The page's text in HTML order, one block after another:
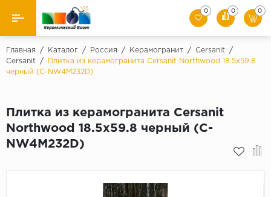
Назад
Производители
Керамогранит
Искусственный камень
0 0 0
Главная / Каталог / Россия / Керамогранит / Cersanit
/
Cersanit
/
Плитка из керамогранита Cersanit Northwood 18.5x59.8
черный (C-NW4M232D)
Плитка из керамогранита Cersanit
Northwood 18.5x59.8 черный (C-
NW4M232D)